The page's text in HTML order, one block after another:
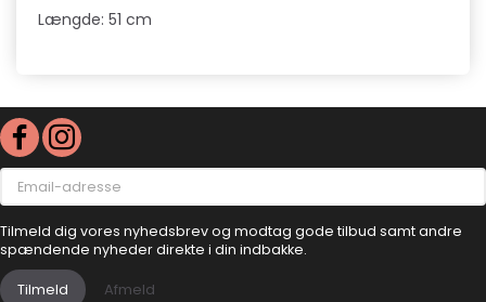
Længde: 51 cm
Email-
adresse
Tilmeld dig vores nyhedsbrev og modtag gode tilbud samt andre
spændende nyheder direkte i din indbakke.
Tilmeld Afmeld